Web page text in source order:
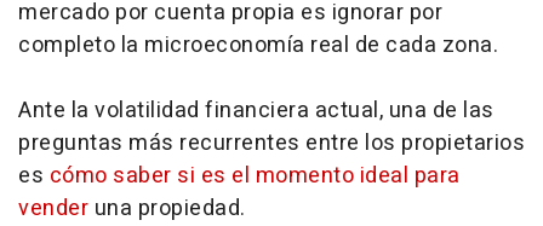
mercado por cuenta propia es ignorar por
completo la microeconomía real de cada zona.
Ante la volatilidad financiera actual, una de las
preguntas más recurrentes entre los propietarios
es cómo saber si es el momento ideal para
vender una propiedad.